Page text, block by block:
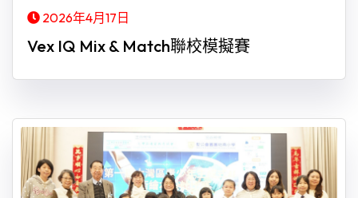
2026年4月17日
Vex IQ Mix & Match聯校模擬賽